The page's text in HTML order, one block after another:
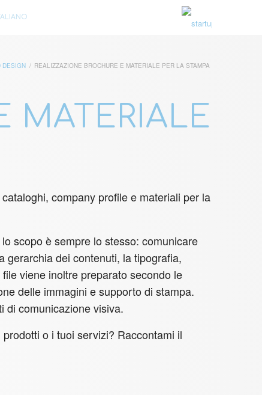
DESIGN / REALIZZAZIONE BROCHURE E MATERIALE PER LA STAMPA
MATERIALE
company profile e materiali per la
scopo è sempre lo stesso: comunicare
gerarchia dei contenuti, la tipografia,
viene inoltre preparato secondo le
delle immagini e supporto di stampa.
di comunicazione visiva.
o i tuoi servizi? Raccontami il